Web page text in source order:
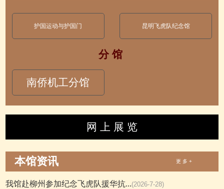
护国运动与护国门 昆明飞虎队纪念馆
分 馆
南侨机工分馆
网 上 展 览
本馆资讯 更 多 +
我馆赴柳州参加纪念飞虎队援华抗...(2026-7-28)